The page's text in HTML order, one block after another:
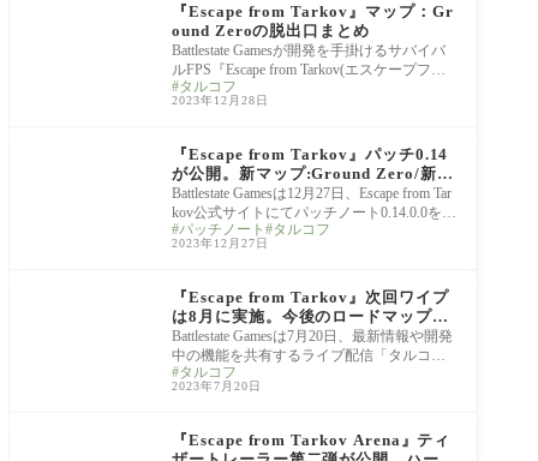
『Escape from Tarkov』マップ：Gr
ound Zeroの脱出口まとめ
Battlestate Gamesが開発を手掛けるサバイバ
ルFPS『Escape from Tarkov(エスケープフロ
ムタルコフ)』について、パッチ0.14.0.0で追
加された新ロケ
タルコフ
2023年12月28日
『Escape from Tarkov』パッチ0.14
が公開。新マップ:Ground Zero/新ボ
ス:Kollontay/不快マップ:Shoreline
のリワークなど、多数のアップデート
がワイプと共に実施
Battlestate Gamesは12月27日、Escape from Tar
kov公式サイトにてパッチノート0.14.0.0を公
開した。新マップ：Ground Zeroをはじめ、
新ボス、既存マ
パッチノート タルコフ
2023年12月27日
『Escape from Tarkov』次回ワイプ
は8月に実施。今後のロードマップや
レートを競うプレイベント開催など、
新情報がタルコフTVにて続々と明ら
かに
Battlestate Gamesは7月20日、最新情報や開発
中の機能を共有するライブ配信「タルコフT
V」を開催。そのなかで次回ワイプ時期や今
後のロ
タルコフ
2023年7月20日
『Escape from Tarkov Arena』ティ